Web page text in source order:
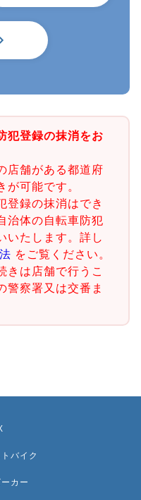
犯登録の抹消をお
店舗がある都道府
が可能です。
登録の抹消はでき
治体の自転車防犯
いたします。詳し
をご覧ください。
は店舗で行うこ
警察署又は交番ま
バイク
カー